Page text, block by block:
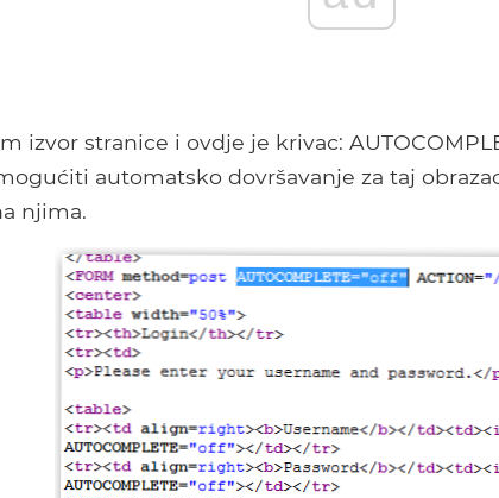
izvor stranice i ovdje je krivac:
automatsko dovršavanje za taj
njima.